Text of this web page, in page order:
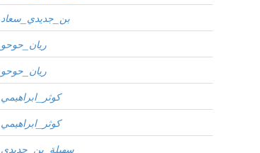
بن_جديدي_سعاد
ريان_حوحو
ريان_حوحو
كوثر_ابراهيمي
كوثر_ابراهيمي
سهيلة_بن_جديدي